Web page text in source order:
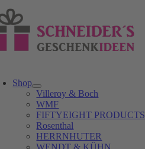
Zum
Inhalt
springen
Shop
Villeroy & Boch
WMF
FIFTYEIGHT PRODUCTS
Rosenthal
HERRNHUTER
WENDT & KÜHN